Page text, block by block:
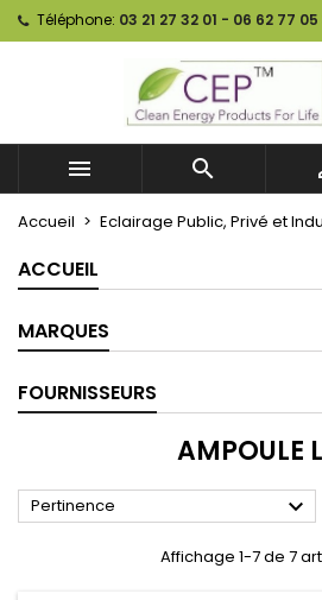
Téléphone: 03 21 27 32 01 - 06 62 77 05
 
Accueil Eclairage Public, Privé et
ACCUEIL
MARQUES
FOURNISSEURS
AMPOULE
Pertinence 
Affichage 1-7 de 7